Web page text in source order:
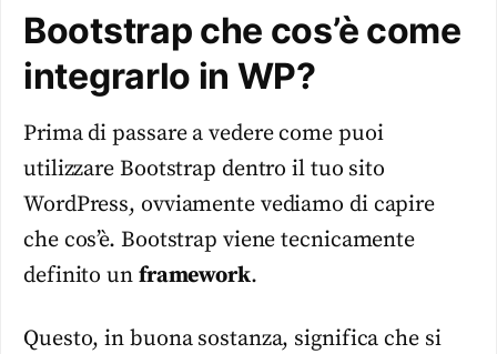
Bootstrap che cos’è come
integrarlo in WP?
Prima di passare a vedere come puoi
utilizzare Bootstrap dentro il tuo sito
WordPress, ovviamente vediamo di capire
che cos’è. Bootstrap viene tecnicamente
definito un framework.
Questo, in buona sostanza, significa che si